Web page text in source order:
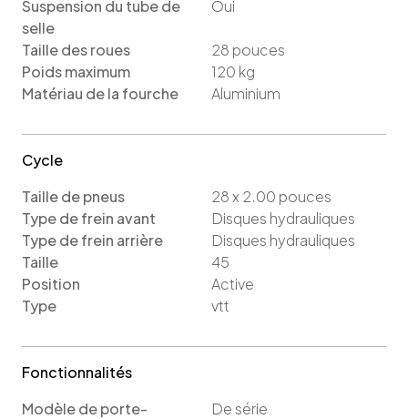
Suspension du tube de
selle
Oui
Taille des roues 28 pouces
Poids maximum
120 kg
Matériau de la fourche
Aluminium
Cycle
Taille de pneus
28 x 2.00 pouces
Type de frein avant
Disques hydrauliques
Type de frein arrière
Disques hydrauliques
Taille
45
Position
Active
Type
vtt
Fonctionnalités
Modèle de porte-
De série